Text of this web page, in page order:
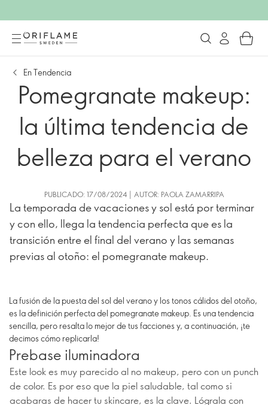
En Tendencia
Pomegranate makeup:
la última tendencia de
belleza para el verano
PUBLICADO: 17/08/2024 | AUTOR: PAOLA ZAMARRIPA
La temporada de vacaciones y sol está por terminar
y con ello, llega la tendencia perfecta que es la
transición entre el final del verano y las semanas
previas al otoño: el pomegranate makeup.
La fusión de la puesta del sol del verano y los tonos cálidos del otoño,
es la definición perfecta del pomegranate makeup. Es una tendencia
sencilla, pero resalta lo mejor de tus facciones y, a continuación, ¡te
decimos cómo replicarla!
Prebase iluminadora
Este look es muy parecido al no makeup, pero con un punch
de color. Es por eso que la piel saludable, tal como si
acabaras de hacer tu skincare, es la clave. Lógrala con